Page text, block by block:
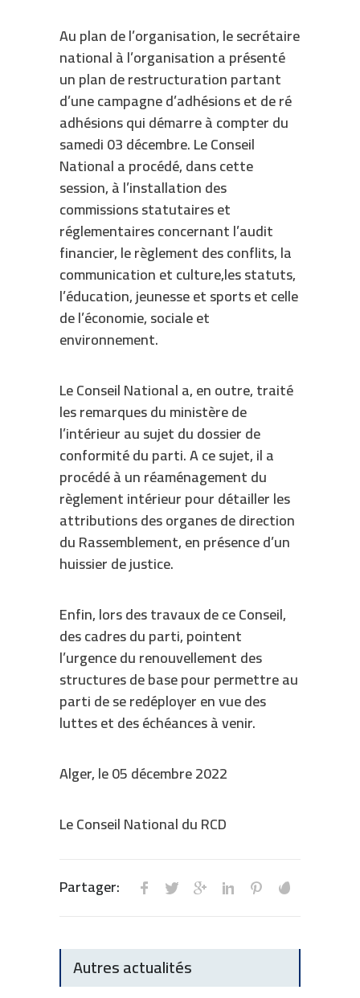
Au plan de l’organisation, le secrétaire
national à l’organisation a présenté
un plan de restructuration partant
d’une campagne d’adhésions et de ré
adhésions qui démarre à compter du
samedi 03 décembre. Le Conseil
National a procédé, dans cette
session, à l’installation des
commissions statutaires et
réglementaires concernant l’audit
financier, le règlement des conflits, la
communication et culture,les statuts,
l’éducation, jeunesse et sports et celle
de l’économie, sociale et
environnement.
Le Conseil National a, en outre, traité
les remarques du ministère de
l’intérieur au sujet du dossier de
conformité du parti. A ce sujet, il a
procédé à un réaménagement du
règlement intérieur pour détailler les
attributions des organes de direction
du Rassemblement, en présence d’un
huissier de justice.
Enfin, lors des travaux de ce Conseil,
des cadres du parti, pointent
l’urgence du renouvellement des
structures de base pour permettre au
parti de se redéployer en vue des
luttes et des échéances à venir.
Alger, le 05 décembre 2022
Le Conseil National du RCD
Partager:
Autres actualités